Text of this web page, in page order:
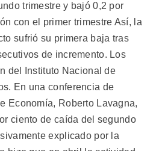
trimestre y bajó 0,2 por
con el primer trimestre Así, la
sufrió su primera baja tras
de incremento. Los
del Instituto Nacional de
En una conferencia de
Economía, Roberto Lavagna,
ciento de caída del segundo
explicado por la